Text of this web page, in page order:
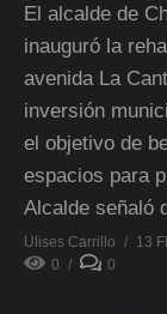
El alcalde de
inauguró la
avenida La
inversión
el objetivo de
espacios para
Alcalde señaló
Ulises Carrillo
13
0
0